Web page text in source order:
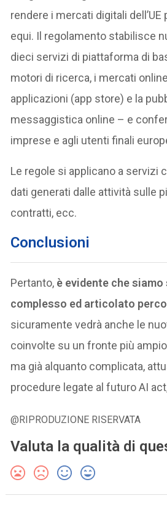
rendere i mercati digitali
equi. Il regolamento stabilisce
dieci servizi di piattaforma di
motori di ricerca, i mercati
applicazioni (app store) e la
messaggistica online – e
imprese e agli utenti finali
Le regole si applicano a servizi
dati generati dalle attività sulle
contratti, ecc.
Conclusioni
Pertanto, è evidente che
complesso ed articolato
sicuramente vedrà anche le
coinvolte su un fronte più
ma già alquanto complicata,
procedure legate al futuro AI
@RIPRODUZIONE RISERVATA
Valuta la qualità di